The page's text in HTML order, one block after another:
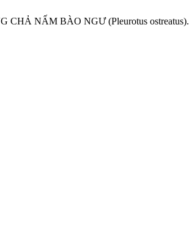
NẤM BÀO NGƯ (Pleurotus ostreatus).